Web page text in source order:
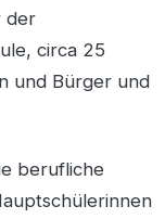
der
circa 25
und Bürger und
berufliche